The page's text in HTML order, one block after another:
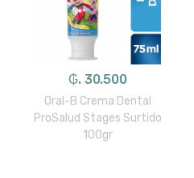
₲. 30.500
Oral-B Crema Dental
ProSalud Stages Surtido
100gr